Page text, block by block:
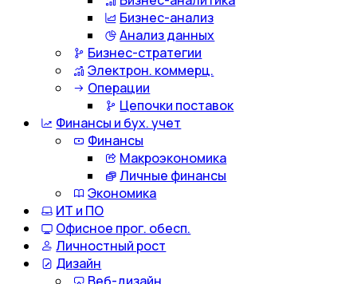
Бизнес-анализ
Анализ данных
Бизнес-стратегии
Электрон. коммерц.
Операции
Цепочки поставок
Финансы и бух. учет
Финансы
Макроэкономика
Личные финансы
Экономика
ИТ и ПО
Офисное прог. обесп.
Личностный рост
Дизайн